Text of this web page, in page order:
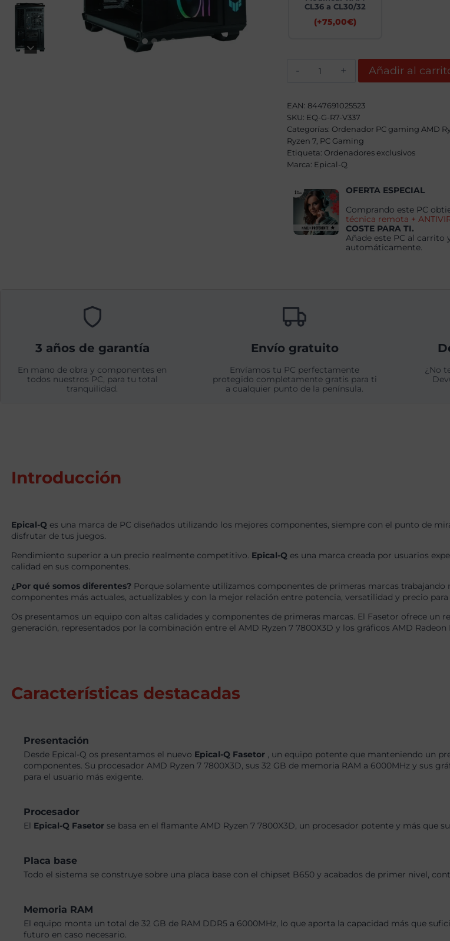
CL36 a CL30/32
(+75,00€)
Ryzen
7
7800X3D,
32GB,
2TB
NVME,
RX
9060XT
Windows
11
Pro
cantidad
Añadir al
EAN: 8447691025523
SKU: EQ-G-R7-V337
Categorías: Ordenador PC gaming AMD
Ryzen 7, PC Gaming
Etiqueta: Ordenadores exclusivos
Marca: Epical-Q
OFERTA ESPECIAL
Comprando este PC
técnica remota +
COSTE PARA TI.
Añade este PC al carrito
automáticamente.
3 años de garantía
En mano de obra y componentes en
todos nuestros PC, para tu total
tranquilidad.
Envío gratuito
Envíamos tu PC perfectamente
protegido completamente gratis para ti
a cualquier punto de la península.
¿No
Introducción
Epical-Q es una marca de PC diseñados utilizando los mejores componentes, siempre con el punto de
disfrutar de tus juegos.
Rendimiento superior a un precio realmente competitivo. Epical-Q es una marca creada por usuarios
calidad en sus componentes.
¿Por qué somos diferentes? Porque solamente utilizamos componentes de primeras marcas
componentes más actuales, actualizables y con la mejor relación entre potencia, versatilidad y precio
Os presentamos un equipo con altas calidades y componentes de primeras marcas. El Fasetor ofrece
generación, representados por la combinación entre el AMD Ryzen 7 7800X3D y los gráficos AMD Radeon
Características destacadas
Presentación
Desde Epical-Q os presentamos el nuevo Epical-Q Fasetor , un equipo potente que manteniendo un
componentes. Su procesador AMD Ryzen 7 7800X3D, sus 32 GB de memoria RAM a 6000MHz y sus
para el usuario más exigente.
Procesador
El Epical-Q Fasetor se basa en el flamante AMD Ryzen 7 7800X3D, un procesador potente y más que
Placa base
Todo el sistema se construye sobre una placa base con el chipset B650 y acabados de primer nivel,
Memoria RAM
El equipo monta un total de 32 GB de RAM DDR5 a 6000MHz, lo que aporta la capacidad más que
futuro en caso necesario.